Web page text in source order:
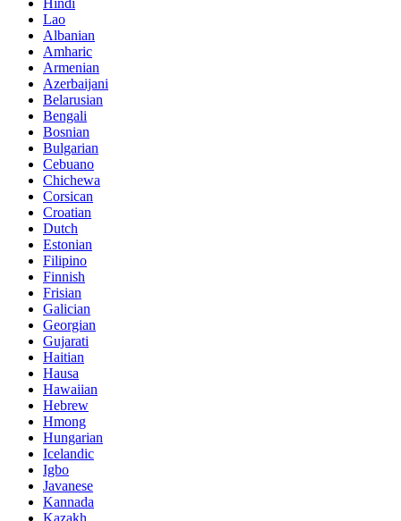
Hindi
Lao
Albanian
Amharic
Armenian
Azerbaijani
Belarusian
Bengali
Bosnian
Bulgarian
Cebuano
Chichewa
Corsican
Croatian
Dutch
Estonian
Filipino
Finnish
Frisian
Galician
Georgian
Gujarati
Haitian
Hausa
Hawaiian
Hebrew
Hmong
Hungarian
Icelandic
Igbo
Javanese
Kannada
Kazakh